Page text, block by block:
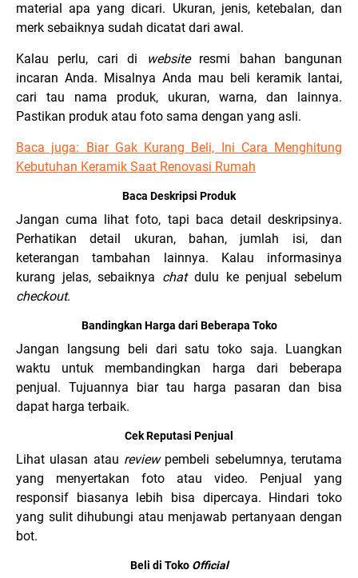
material apa yang dicari. Ukuran, jenis, ketebalan, dan
merk sebaiknya sudah dicatat dari awal.
Kalau perlu, cari di websiteresmi bahan bangunan
incaran Anda. Misalnya Anda mau beli keramik lantai,
cari tau nama produk, ukuran, warna, dan lainnya.
Pastikan produk atau foto sama dengan yang asli.
Baca juga: Biar Gak Kurang Beli, Ini Cara Menghitung
Kebutuhan Keramik Saat Renovasi Rumah
Baca Deskripsi Produk
Jangan cuma lihat foto, tapi baca detail deskripsinya.
Perhatikan detail ukuran, bahan, jumlah isi, dan
keterangan tambahan lainnya. Kalau informasinya
kurang jelas, sebaiknya chatdulu ke penjual sebelum
checkout.
Bandingkan Harga dari Beberapa Toko
Jangan langsung beli dari satu toko saja. Luangkan
waktu untuk membandingkan harga dari beberapa
penjual. Tujuannya biar tau harga pasaran dan bisa
dapat harga terbaik.
Cek Reputasi Penjual
Lihat ulasan atau review pembeli sebelumnya, terutama
yang menyertakan foto atau video. Penjual yang
responsif biasanya lebih bisa dipercaya. Hindari toko
yang sulit dihubungi atau menjawab pertanyaan dengan
bot.
Beli di Toko Official